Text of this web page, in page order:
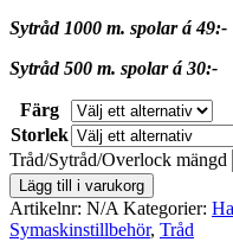
Sytråd 1000 m. spolar á 49:-
Sytråd 500 m. spolar á 30:-
Färg
Storlek
Tråd/Sytråd/Overlock mängd
Lägg till i varukorg
Artikelnr: N/A Kategorier:
Symaskinstillbehör, Tråd